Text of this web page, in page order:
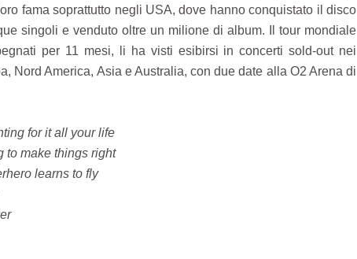
fama soprattutto negli USA, dove hanno conquistato il disco
singoli e venduto oltre un milione di album. Il tour mondiale
per 11 mesi, li ha visti esibirsi in concerti sold-out nei
Nord America, Asia e Australia, con due date alla O2 Arena di
for it all your life
to make things right
learns to fly